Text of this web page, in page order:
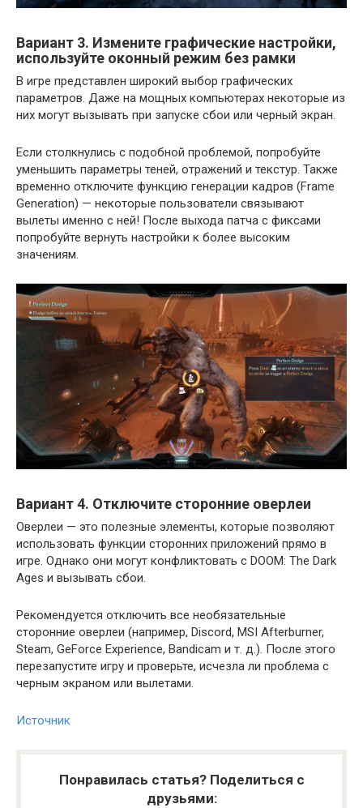
Вариант 3. Измените графические настройки,
используйте оконный режим без рамки
В игре представлен широкий выбор графических
параметров. Даже на мощных компьютерах некоторые из
них могут вызывать при запуске сбои или черный экран.
Если столкнулись с подобной проблемой, попробуйте
уменьшить параметры теней, отражений и текстур. Также
временно отключите функцию генерации кадров (Frame
Generation) — некоторые пользователи связывают
вылеты именно с ней! После выхода патча с фиксами
попробуйте вернуть настройки к более высоким
значениям.
Вариант 4. Отключите сторонние оверлеи
Оверлеи — это полезные элементы, которые позволяют
использовать функции сторонних приложений прямо в
игре. Однако они могут конфликтовать с DOOM: The Dark
Ages и вызывать сбои.
Рекомендуется отключить все необязательные
сторонние оверлеи (например, Discord, MSI Afterburner,
Steam, GeForce Experience, Bandicam и т. д.). После этого
перезапустите игру и проверьте, исчезла ли проблема с
черным экраном или вылетами.
Источник
Понравилась статья? Поделиться с
друзьями: